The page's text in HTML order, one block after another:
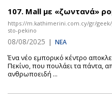
107. Mall με «ζωντανά»
https://m.kathimerini.com.cy/gr/
sto-pekino
08/08/2025 | ΝΕΑ
Ένα νέο εμπορικό κέντρο
Πεκίνο, που πουλάει τα πάντα,
ανθρωποειδή ...